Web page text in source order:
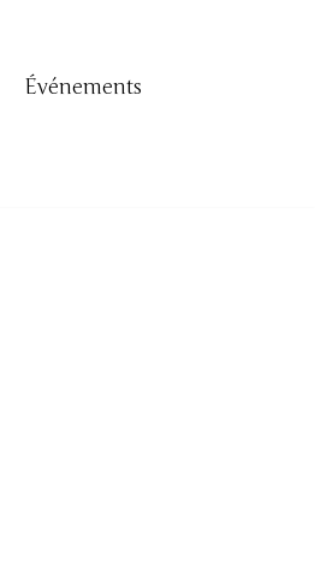
Événements